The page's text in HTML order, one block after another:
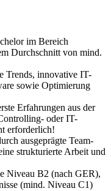
im Bereich
Durchschnitt von mind.
Trends, innovative IT-
sowie Optimierung
Erfahrungen aus der
oder IT-
erforderlich!
ausgeprägte Team-
strukturierte Arbeit und
Niveau B2 (nach GER),
(mind. Niveau C1)